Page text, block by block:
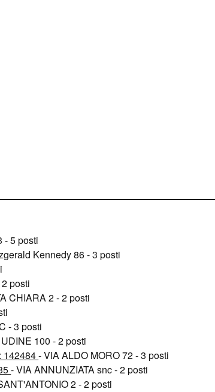
- 5 posti
Kennedy 86 - 3 posti
posti
CHIARA 2 - 2 posti
- 3 posti
100 - 2 posti
142484- VIA ALDO MORO 72 - 3 posti
- VIA ANNUNZIATA snc - 2 posti
2 - 2 posti